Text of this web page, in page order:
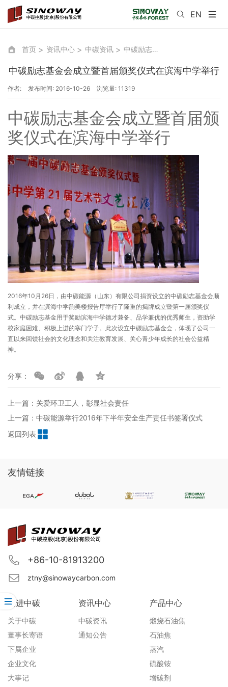
EN
首页 资讯中心 中碳资讯 中碳励志基金会成立暨首届颁奖仪式在滨海中学举行
中碳励志基金会成立暨首届颁奖仪式在滨海中学举行
作者: 发布时间: 2016-10-26 浏览量: 11319
中碳励志基金会成立暨首届颁
奖仪式在滨海中学举行
2016年10月26日，由中碳能源（山东）有限公司捐资设立的中碳励志基金会顺
利成立，并在滨海中学韵美楼报告厅举行了隆重的揭牌成立暨第一届颁奖仪
式。中碳励志基金用于奖励滨海中学德才兼备、品学兼优的优秀师生，资助学
校家庭困难、积极上进的寒门学子。此次设立中碳励志基金会，体现了公司一
直以来回馈社会的文化理念和关注教育发展、关心青少年成长的社会公益精
神。
分享：
上一篇：关爱环卫工人，彰显社会责任
返回列表
上一篇：中碳能源举行2016年下半年安全生产责任书签署仪式
友情链接
走进中碳
关于中碳
董事长寄语
下属企业
企业文化
大事记
资讯中心
中碳资讯
通知公告
产品中心
煅烧石油焦
石油焦
蒸汽
硫酸铵
增碳剂
+86-10-81913200
ztny@sinowaycarbon.com